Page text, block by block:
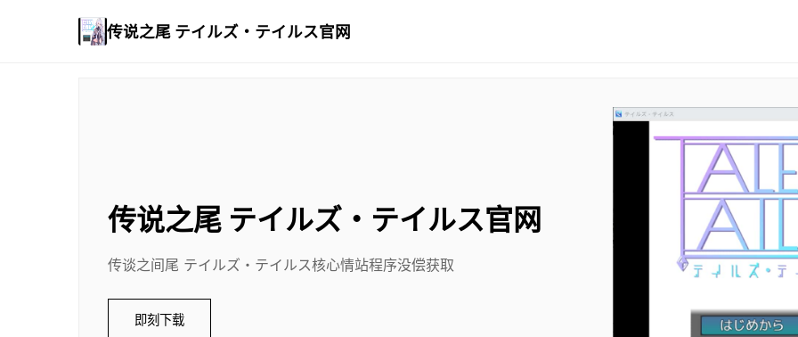
传说之尾 テイルズ・テイルス官网
传说之尾 テイルズ・テイルス官网
传谈之间尾 テイルズ・テイルス核心情站程序没偿获取
即刻下载